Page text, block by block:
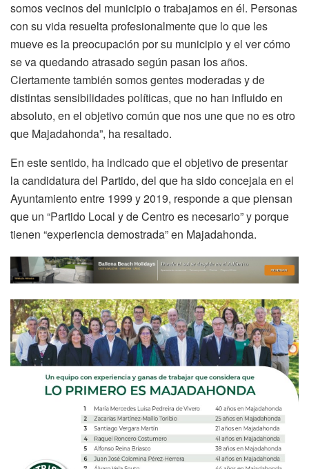
somos vecinos del municipio o trabajamos en él. Personas
con su vida resuelta profesionalmente que lo que les
mueve es la preocupación por su municipio y el ver cómo
se va quedando atrasado según pasan los años.
Ciertamente también somos gentes moderadas y de
distintas sensibilidades políticas, que no han influido en
absoluto, en el objetivo común que nos une que no es otro
que Majadahonda”, ha resaltado.
En este sentido, ha indicado que el objetivo de presentar
la candidatura del Partido, del que ha sido concejala en el
Ayuntamiento entre 1999 y 2019, responde a que piensan
que un “Partido Local y de Centro es necesario” y porque
tienen “experiencia demostrada” en Majadahonda.